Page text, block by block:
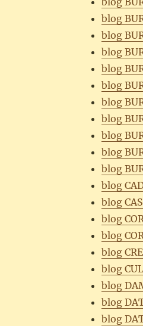
blog
blog
blog
blog
blog
blog
blog
blog
blog
blog
blog
blog
blog
blog
blog
blog
blog
blog
blog